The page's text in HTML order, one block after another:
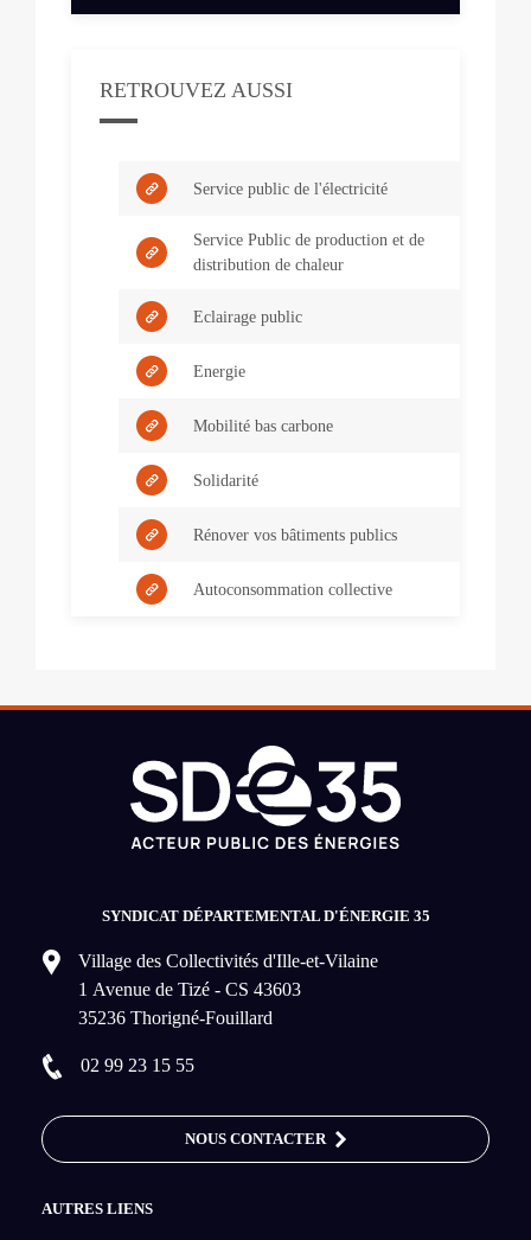
RETROUVEZ AUSSI
Service public de l'électricité
Service Public de production et de
distribution de chaleur
Eclairage public
Energie
Mobilité bas carbone
Solidarité
Rénover vos bâtiments publics
Autoconsommation collective
SYNDICAT DÉPARTEMENTAL D'ÉNERGIE 35
Village des Collectivités d'Ille-et-Vilaine
1 Avenue de Tizé - CS 43603
35236 Thorigné-Fouillard
02 99 23 15 55
NOUS CONTACTER
AUTRES LIENS